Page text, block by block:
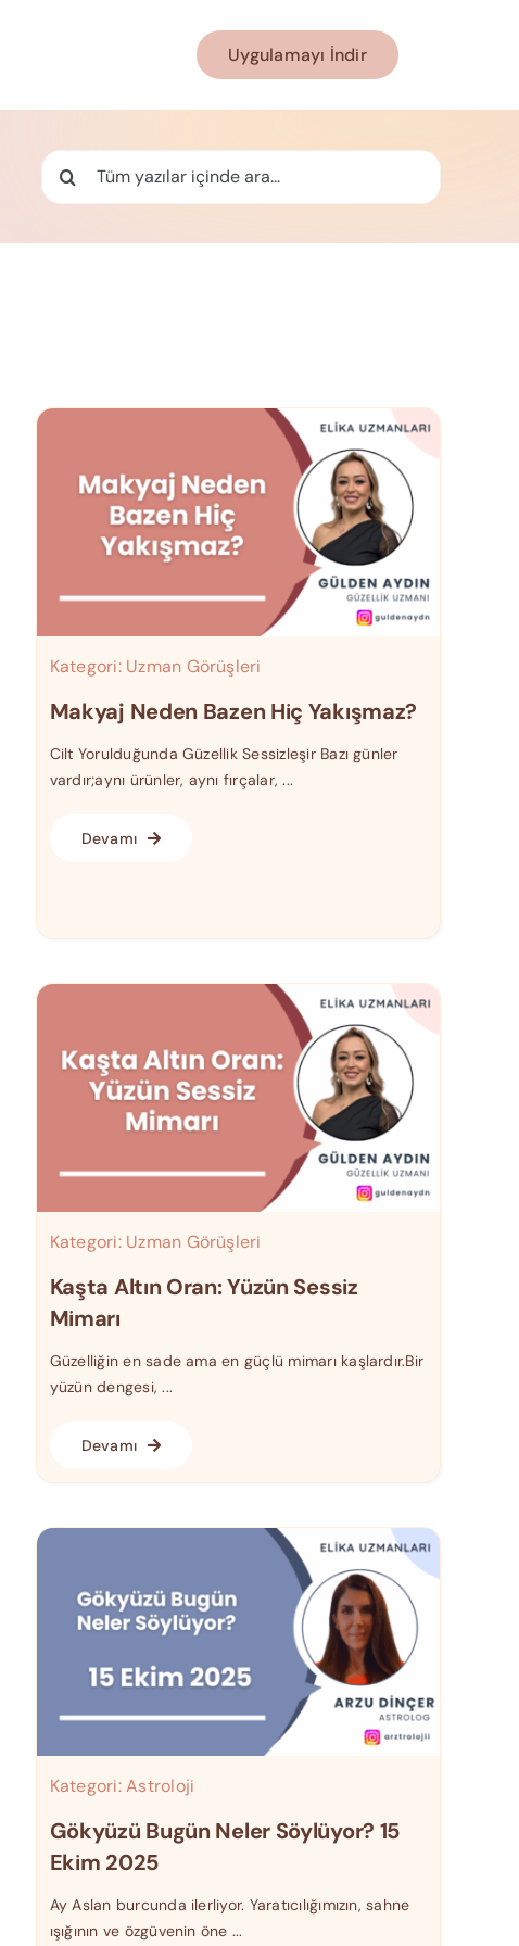
Uygulamayı İndir
Ara:
Kategori: Uzman Görüşleri
Makyaj Neden Bazen Hiç Yakışmaz?
Cilt Yorulduğunda Güzellik Sessizleşir Bazı günler
vardır;aynı ürünler, aynı fırçalar, ...
Devamı
Kategori: Uzman Görüşleri
Kaşta Altın Oran: Yüzün Sessiz
Mimarı
Güzelliğin en sade ama en güçlü mimarı kaşlardır.Bir
yüzün dengesi, ...
Devamı
Kategori:Astroloji
Gökyüzü Bugün Neler Söylüyor? 15
Ekim 2025
Ay Aslan burcunda ilerliyor. Yaratıcılığımızın, sahne
ışığının ve özgüvenin öne ...